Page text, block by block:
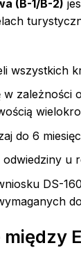
(B-1/B-2)
wszystkich
w zależności
do 6
u
DS-